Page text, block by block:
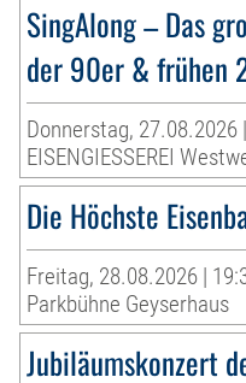
SingAlong – Das
der 90er & frühen
Donnerstag, 27.08.2026
EISENGIESSEREI
Die Höchste
Freitag, 28.08.2026 |
Parkbühne Geyserhaus
Jubiläumskonzert